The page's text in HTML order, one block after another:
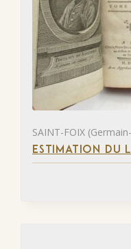
SAINT-FOIX
ESTIMATION DU